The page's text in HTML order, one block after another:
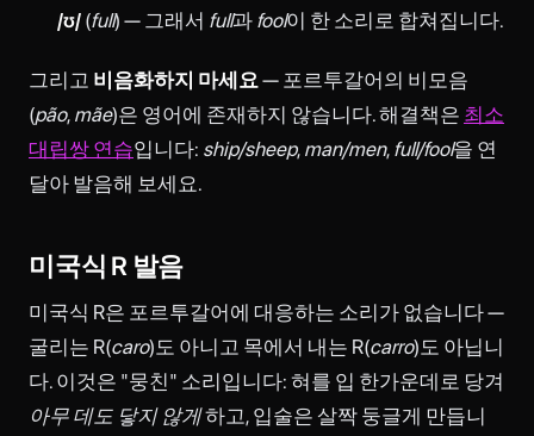
/ʊ/(full) — 그래서 full과 fool이 한 소리로 합쳐집니다.
그리고 비음화하지 마세요 — 포르투갈어의 비모음
(pão, mãe)은 영어에 존재하지 않습니다. 해결책은 최소
대립쌍 연습입니다: ship/sheep, man/men, full/fool을 연
달아 발음해 보세요.
미국식 R 발음
미국식 R은 포르투갈어에 대응하는 소리가 없습니다 —
굴리는 R(caro)도 아니고 목에서 내는 R(carro)도 아닙니
다. 이것은 "뭉친" 소리입니다: 혀를 입 한가운데로 당겨
아무 데도 닿지 않게하고, 입술은 살짝 둥글게 만듭니